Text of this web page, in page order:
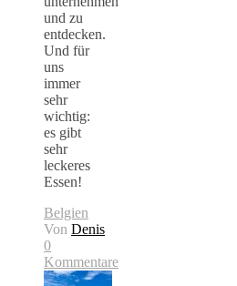
und zu
entdecken.
Und für
uns
immer
sehr
wichtig:
es gibt
sehr
leckeres
Essen!
Belgien
Von Denis
0
Kommentare